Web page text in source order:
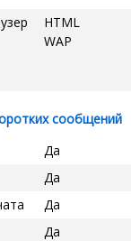
HTML
WAP
сообщений
Да
Да
Да
Да